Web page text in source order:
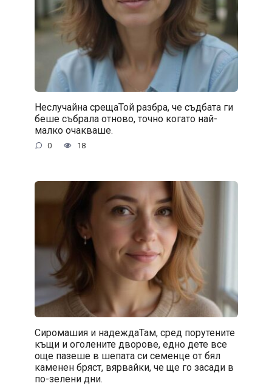
Неслучайна срещаТой разбра, че съдбата ги
беше събрала отново, точно когато най-
малко очакваше.
0 18
Сиромашия и надеждаТам, сред порутените
къщи и оголените дворове, едно дете все
още пазеше в шепата си семенце от бял
каменен бряст, вярвайки, че ще го засади в
по-зелени дни.